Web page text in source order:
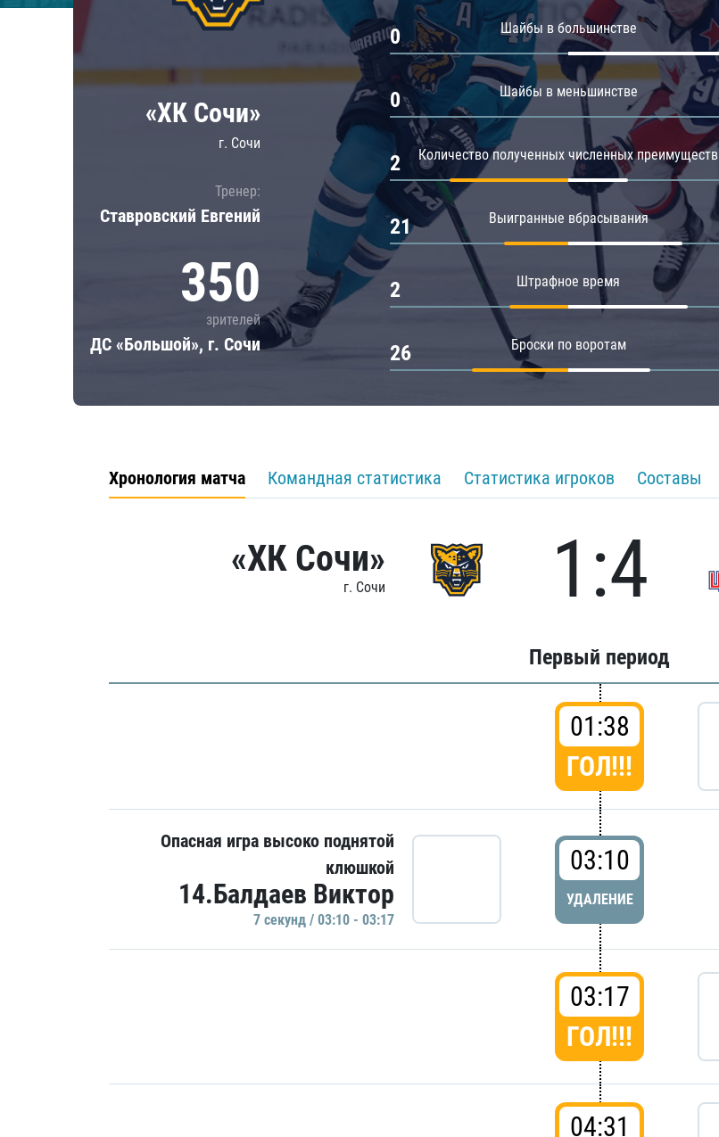
Локомотив
ЦСКА
Шанхайские Драконы
Амур
Барыс
Салават Юлаев
«ХК Сочи»
г. Сочи
Тренер:
Ставровский Евгений
350
зрителей
ДС «Большой», г. Сочи
Шайбы в большинстве
0
Шайбы в меньшинстве
0
Количество полученных численных преимуществ
2
Выигранные вбрасывания
21
Штрафное время
2
Броски по воротам
26
Хронология матча Командная статистика Статистика игроков Составы
«ХК Сочи»
г. Сочи 1:4
Первый период
01:38
ГОЛ!!!
Опасная игра высоко поднятой
клюшкой
14.Балдаев Виктор
7 секунд / 03:10 - 03:17
03:10
УДАЛЕНИЕ
03:17
ГОЛ!!!
04:31